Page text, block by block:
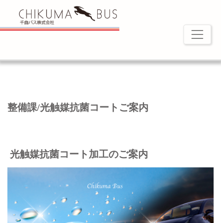
整備課/光触媒抗菌コートご案内
光触媒抗菌コート加工のご案内